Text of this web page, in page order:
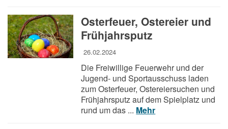
Osterfeuer, Ostereier und
Frühjahrsputz
26.02.2024
Die Freiwillige Feuerwehr und der
Jugend- und Sportausschuss laden
zum Osterfeuer, Ostereiersuchen und
Frühjahrsputz auf dem Spielplatz und
rund um das ... Mehr